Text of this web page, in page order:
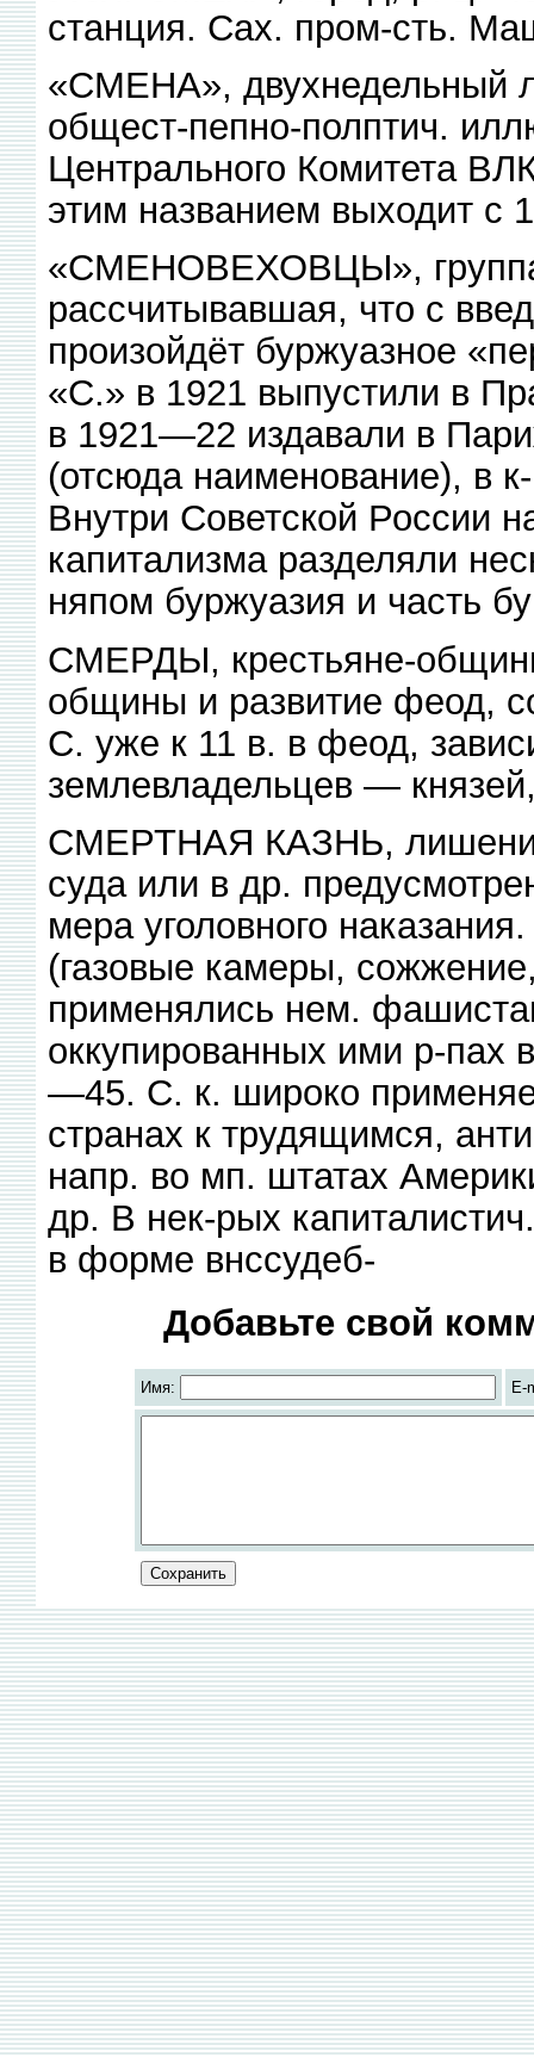
станция. Сах. пром-сть.
«СМЕНА», двухнедельный
общест-пепно-полптич.
Центрального Комитета
этим названием выходит с
«СМЕНОВЕХОВЦЫ», группа
рассчитывавшая, что с
произойдёт буржуазное
«С.» в 1921 выпустили в
в 1921—22 издавали в
(отсюда наименование), в
Внутри Советской России
капитализма разделяли
няпом буржуазия и часть
СМЕРДЫ, крестьяне-
общины и развитие феод,
С. уже к 11 в. в феод,
землевладельцев —
СМЕРТНАЯ КАЗНЬ, лишение
суда или в др.
мера уголовного
(газовые камеры,
применялись нем.
оккупированных ими р-пах
—45. С. к. широко
странах к трудящимся,
напр. во мп. штатах
др. В нек-рых
в форме внссудеб-
Добавьте свой
Имя: E-